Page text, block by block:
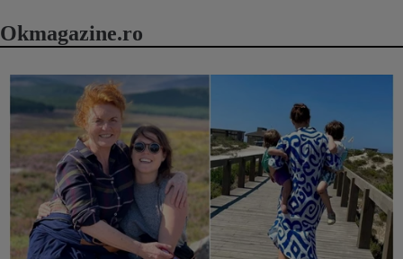
Okmagazine.ro